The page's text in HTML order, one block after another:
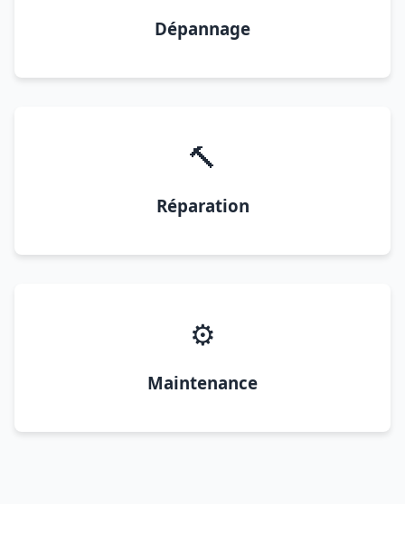
Dépannage
🔨
Réparation
⚙️
Maintenance